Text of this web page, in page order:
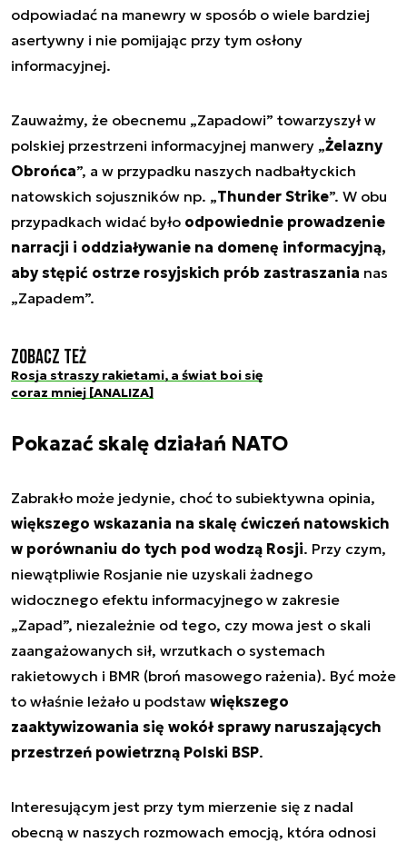
odpowiadać na manewry w sposób o wiele bardziej
asertywny i nie pomijając przy tym osłony
informacyjnej.
Zauważmy, że obecnemu „Zapadowi” towarzyszył w
polskiej przestrzeni informacyjnej manwery „Żelazny
Obrońca”, a w przypadku naszych nadbałtyckich
natowskich sojuszników np. „Thunder Strike”. W obu
przypadkach widać było odpowiednie prowadzenie
narracji i oddziaływanie na domenę informacyjną,
aby stępić ostrze rosyjskich prób zastraszania nas
„Zapadem”.
Zobacz też
Rosja straszy rakietami, a świat boi się
coraz mniej [ANALIZA]
Pokazać skalę działań NATO
Zabrakło może jedynie, choć to subiektywna opinia,
większego wskazania na skalę ćwiczeń natowskich
w porównaniu do tych pod wodzą Rosji. Przy czym,
niewątpliwie Rosjanie nie uzyskali żadnego
widocznego efektu informacyjnego w zakresie
„Zapad”, niezależnie od tego, czy mowa jest o skali
zaangażowanych sił, wrzutkach o systemach
rakietowych i BMR (broń masowego rażenia). Być może
to właśnie leżało u podstaw większego
zaaktywizowania się wokół sprawy naruszających
przestrzeń powietrzną Polski BSP.
Interesującym jest przy tym mierzenie się z nadal
obecną w naszych rozmowach emocją, która odnosi